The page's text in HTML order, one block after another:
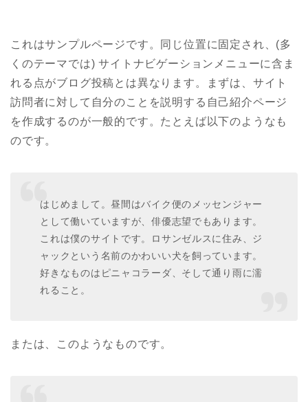
これはサンプルページです。同じ位置に固定され、(多
くのテーマでは) サイトナビゲーションメニューに含ま
れる点がブログ投稿とは異なります。まずは、サイト
訪問者に対して自分のことを説明する自己紹介ページ
を作成するのが一般的です。たとえば以下のようなも
のです。
はじめまして。昼間はバイク便のメッセンジャー
として働いていますが、俳優志望でもあります。
これは僕のサイトです。ロサンゼルスに住み、ジ
ャックという名前のかわいい犬を飼っています。
好きなものはピニャコラーダ、そして通り雨に濡
れること。
または、このようなものです。